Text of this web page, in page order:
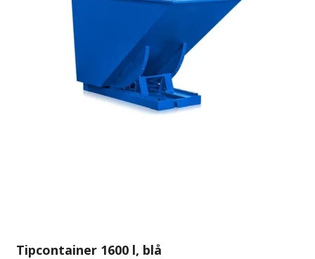
Tipcontainer 1600 l, blå